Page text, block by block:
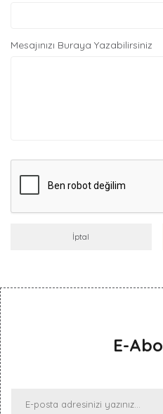
Mesajınızı Buraya Yazabilirsiniz
İptal
E-